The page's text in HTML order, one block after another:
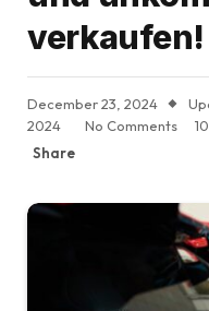
verkaufen!
December 23, 2024
2024
No Comments
Share